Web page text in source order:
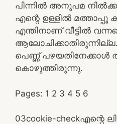
പിന്നില്‍ അനുപമ
എന്റെ ഉള്ളില്‍ മത്താപ്പൂ
എന്തിനാണ് വീട്ടില്‍
പെണ്ണ്
കൊഴുത്തിരുന്നു.
Pages: 1 2 3 4 5 6
03cookie-checkഎന്റെ